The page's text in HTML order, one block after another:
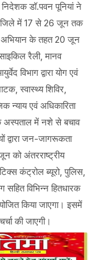
डॉ.पवन पूनियां ने
जिले में 17 से 26 जून तक
अभियान के तहत 20 जून
रैली, मानव
विभाग द्वारा योग एवं
स्वास्थ्य शिविर,
न्याय एवं अधिकारिता
अस्पताल में नशे से बचाव
द्वारा जन-जागरूकता
को अंतरराष्ट्रीय
कंट्रोल ब्यूरो, पुलिस,
सहित विभिन्न हितधारक
किया जाएगा। इसमें
की जाएगी।